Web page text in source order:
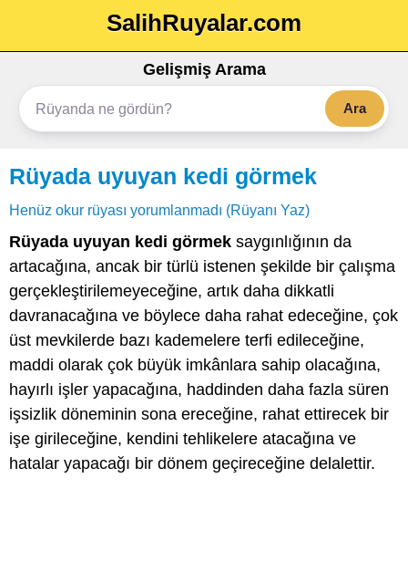
SalihRuyalar.com
Gelişmiş Arama
Ara
Rüyada uyuyan kedi görmek
Henüz okur rüyası yorumlanmadı (Rüyanı Yaz)
Rüyada uyuyan kedi görmek saygınlığının da
artacağına, ancak bir türlü istenen şekilde bir çalışma
gerçekleştirilemeyeceğine, artık daha dikkatli
davranacağına ve böylece daha rahat edeceğine, çok
üst mevkilerde bazı kademelere terfi edileceğine,
maddi olarak çok büyük imkânlara sahip olacağına,
hayırlı işler yapacağına, haddinden daha fazla süren
işsizlik döneminin sona ereceğine, rahat ettirecek bir
işe girileceğine, kendini tehlikelere atacağına ve
hatalar yapacağı bir dönem geçireceğine delalettir.